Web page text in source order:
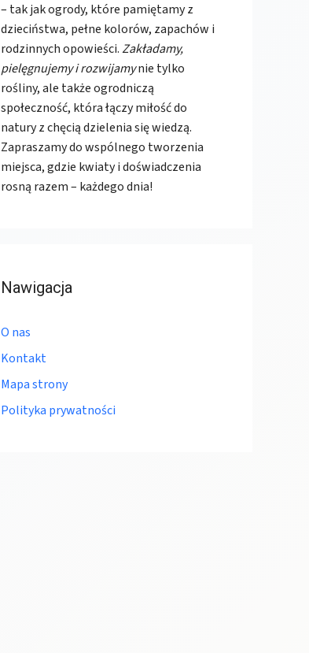
– tak jak ogrody, które pamiętamy z
dzieciństwa, pełne kolorów, zapachów i
rodzinnych opowieści.Zakładamy,
pielęgnujemy i rozwijamynie tylko
rośliny, ale także ogrodniczą
społeczność, która łączy miłość do
natury z chęcią dzielenia się wiedzą.
Zapraszamy do wspólnego tworzenia
miejsca, gdzie kwiaty i doświadczenia
rosną razem – każdego dnia!
Nawigacja
O nas
Kontakt
Mapa strony
Polityka prywatności